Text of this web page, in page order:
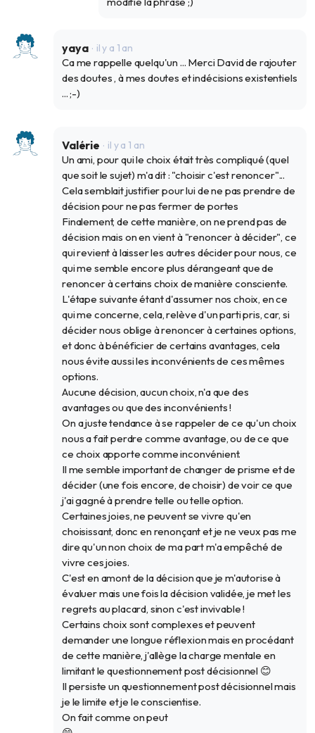
yaya il y a 1 an
Ca me rappelle quelqu'un ... Merci David de rajouter
des doutes , à mes doutes et indécisions existentiels
... ;-)
Valérie il y a 1 an
Un ami, pour qui le choix était très compliqué (quel
que soit le sujet) m'a dit : "choisir c'est renoncer"...
Cela semblait justifier pour lui de ne pas prendre de
décision pour ne pas fermer de portes
Finalement, de cette manière, on ne prend pas de
décision mais on en vient à "renoncer à décider", ce
qui revient à laisser les autres décider pour nous, ce
qui me semble encore plus dérangeant que de
renoncer à certains choix de manière consciente.
L'étape suivante étant d'assumer nos choix, en ce
qui me concerne, cela, relève d'un parti pris, car, si
décider nous oblige à renoncer à certaines options,
et donc à bénéficier de certains avantages, cela
nous évite aussi les inconvénients de ces mêmes
options.
Aucune décision, aucun choix, n'a que des
avantages ou que des inconvénients !
On a juste tendance à se rappeler de ce qu'un choix
nous a fait perdre comme avantage, ou de ce que
ce choix apporte comme inconvénient.
Il me semble important de changer de prisme et de
décider (une fois encore, de choisir) de voir ce que
j'ai gagné à prendre telle ou telle option.
Certaines joies, ne peuvent se vivre qu'en
choisissant, donc en renonçant et je ne veux pas me
dire qu'un non choix de ma part m'a empêché de
vivre ces joies.
C'est en amont de la décision que je m'autorise à
évaluer mais une fois la décision validée, je met les
regrets au placard, sinon c'est invivable !
Certains choix sont complexes et peuvent
demander une longue réflexion mais en procédant
de cette manière, j'allège la charge mentale en
limitant le questionnement post décisionnel 😊
Il persiste un questionnement post décisionnel mais
je le limite et je le conscientise.
On fait comme on peut